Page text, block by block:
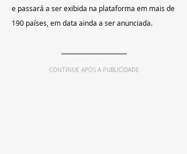
e passará a ser exibida na plataforma em mais de
190 países, em data ainda a ser anunciada.
CONTINUE APÓS A PUBLICIDADE